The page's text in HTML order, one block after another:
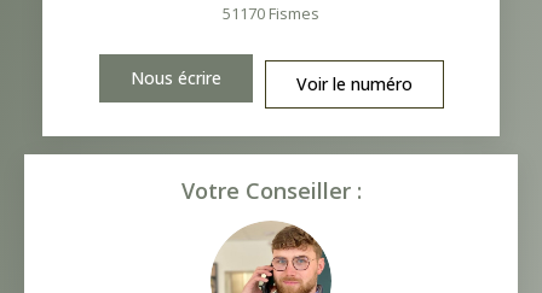
51170 Fismes
Nous écrire Voir le numéro
Votre Conseiller :